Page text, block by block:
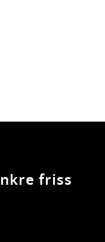
friss